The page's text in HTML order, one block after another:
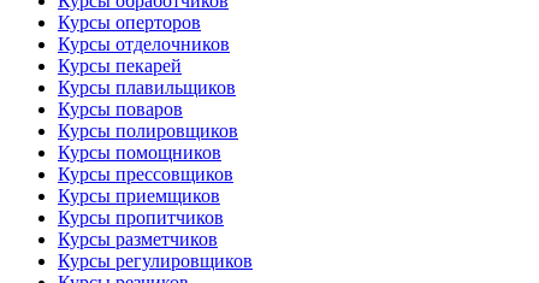
Курсы оперторов
Курсы отделочников
Курсы пекарей
Курсы плавильщиков
Курсы поваров
Курсы полировщиков
Курсы помощников
Курсы прессовщиков
Курсы приемщиков
Курсы пропитчиков
Курсы разметчиков
Курсы регулировщиков